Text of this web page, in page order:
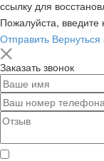
ссылку для
Пожалуйста, введите
Отправить Вернуться
Заказать звонок